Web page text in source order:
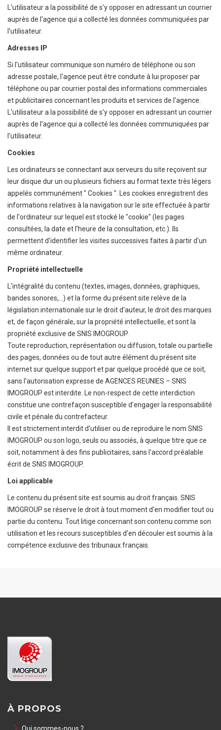
L'utilisateur a la possibilité de s'y opposer en adressant un courrier
auprès de l'agence qui a collecté les données communiquées par
l'utilisateur.
Adresses IP
Si l'utilisateur communique son numéro de téléphone ou son
adresse postale, l'agence peut être conduite à lui proposer par
téléphone ou par courrier postal des informations commerciales
et publicitaires concernant les produits et services de l'agence.
L'utilisateur a la possibilité de s'y opposer en adressant un courrier
auprès de l'agence qui a collecté les données communiquées par
l'utilisateur.
Cookies
Les ordinateurs se connectant aux serveurs du site reçoivent sur
leur disque dur un ou plusieurs fichiers au format texte très légers
appelés communément " Cookies ". Les cookies enregistrent des
informations relatives à la navigation sur le site effectuée à partir
de l'ordinateur sur lequel est stocké le "cookie" (les pages
consultées, la date et l'heure de la consultation, etc.). Ils
permettent d'identifier les visites successives faites à partir d'un
même ordinateur.
Propriété intellectuelle
L'intégralité du contenu (textes, images, données, graphiques,
bandes sonores,...) et la forme du présent site relève de la
législation internationale sur le droit d'auteur, le droit des marques
et, de façon générale, sur la propriété intellectuelle, et sont la
propriété exclusive de SNIS IMOGROUP.
Toute reproduction, représentation ou diffusion, totale ou partielle
des pages, données ou de tout autre élément du présent site
internet sur quelque support et par quelque procédé que ce soit,
sans l'autorisation expresse de AGENCES REUNIES – SNIS
IMOGROUP est interdite. Le non-respect de cette interdiction
constitue une contrefaçon susceptible d'engager la responsabilité
civile et pénale du contrefacteur.
Il est strictement interdit d'utiliser ou de reproduire le nom SNIS
IMOGROUP ou son logo, seuls ou associés, à quelque titre que ce
soit, notamment à des fins publicitaires, sans l'accord préalable
écrit de SNIS IMOGROUP.
Loi applicable
Le contenu du présent site est soumis au droit français. SNIS
IMOGROUP se réserve le droit à tout moment d'en modifier tout ou
partie du contenu. Tout litige concernant son contenu comme son
utilisation et les recours susceptibles d'en découler est soumis à la
compétence exclusive des tribunaux français.
À PROPOS